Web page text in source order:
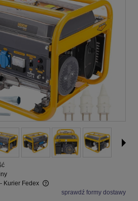
- Kurier Fedex
kosztów płatnościsprawdź formy dostawy